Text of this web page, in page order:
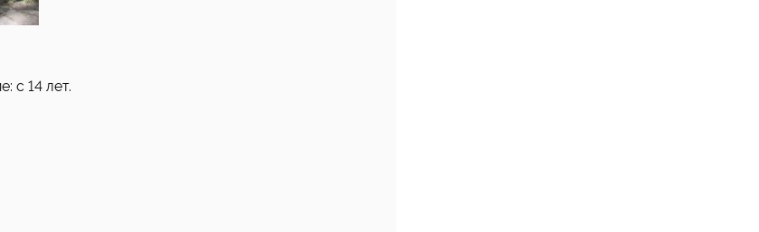
с 14 лет.